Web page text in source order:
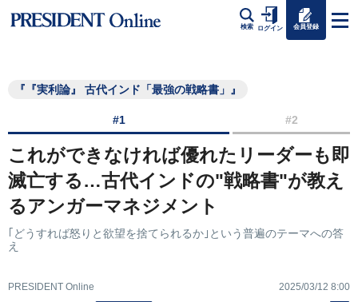
検索 ログイン 会員登録
『『実利論』 古代インド「最強の戦略書」』
#1 #2
これができなければ優れたリーダーも即
滅亡する…古代インドの"戦略書"が教え
るアンガーマネジメント
｢どうすれば怒りと欲望を捨てられるか｣という普遍のテーマへの答
え
PRESIDENT Online 2025/03/12 8:00